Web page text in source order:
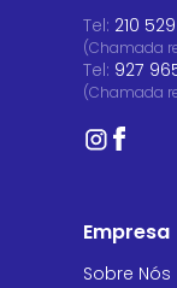
Tel: 210
(Chamada
Tel: 927
(Chamada
Empresa
Sobre Nós